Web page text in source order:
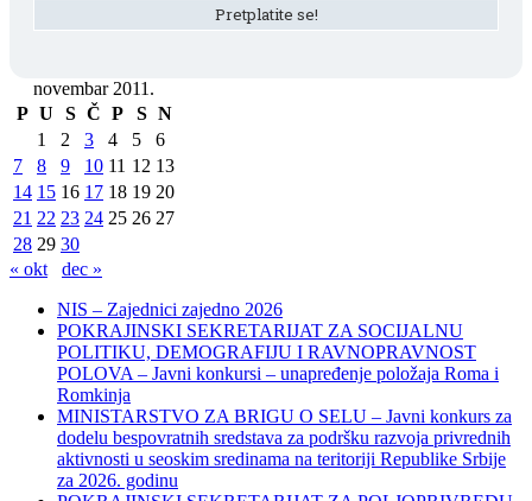
novembar 2011.
P U S Č P S N
1
2 3 4 5
6
7
8 9 10 11 12 13
14 15 16 17 18 19 20
21 22 23 24 25 26 27
28 29 30
« okt
dec »
NIS – Zajednici zajedno 2026
POKRAJINSKI SEKRETARIJAT ZA SOCIJALNU
POLITIKU, DEMOGRAFIJU I RAVNOPRAVNOST
POLOVA – Javni konkursi – unapređenje položaja Roma i
Romkinja
MINISTARSTVO ZA BRIGU O SELU – Javni konkurs za
dodelu bespovratnih sredstava za podršku razvoja privrednih
aktivnosti u seoskim sredinama na teritoriji Republike Srbije
za 2026. godinu